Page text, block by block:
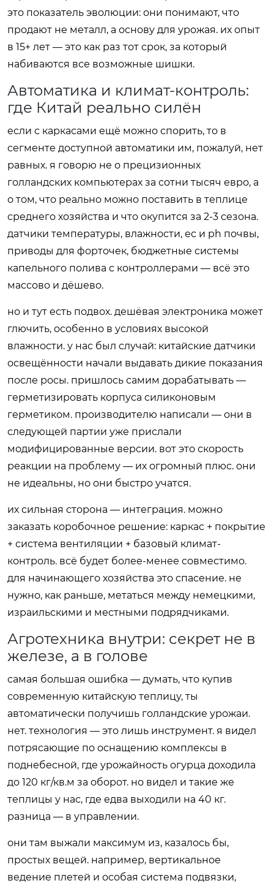
это показатель эволюции: они понимают, что
продают не металл, а основу для урожая. их опыт
в 15+ лет — это как раз тот срок, за который
набиваются все возможные шишки.
Автоматика и климат-контроль:
где Китай реально силён
если с каркасами ещё можно спорить, то в
сегменте доступной автоматики им, пожалуй, нет
равных. я говорю не о прецизионных
голландских компьютерах за сотни тысяч евро, а
о том, что реально можно поставить в теплице
среднего хозяйства и что окупится за 2-3 сезона.
датчики температуры, влажности, ес и ph почвы,
приводы для форточек, бюджетные системы
капельного полива с контроллерами — всё это
массово и дёшево.
но и тут есть подвох. дешёвая электроника может
глючить, особенно в условиях высокой
влажности. у нас был случай: китайские датчики
освещённости начали выдавать дикие показания
после росы. пришлось самим дорабатывать —
герметизировать корпуса силиконовым
герметиком. производителю написали — они в
следующей партии уже прислали
модифицированные версии. вот это скорость
реакции на проблему — их огромный плюс. они
не идеальны, но они быстро учатся.
их сильная сторона — интеграция. можно
заказать коробочное решение: каркас + покрытие
+ система вентиляции + базовый климат-
контроль. всё будет более-менее совместимо.
для начинающего хозяйства это спасение. не
нужно, как раньше, метаться между немецкими,
израильскими и местными подрядчиками.
Агротехника внутри: секрет не в
железе, а в голове
самая большая ошибка — думать, что купив
современную китайскую теплицу, ты
автоматически получишь голландские урожаи.
нет. технология — это лишь инструмент. я видел
потрясающие по оснащению комплексы в
поднебесной, где урожайность огурца доходила
до 120 кг/кв.м за оборот. но видел и такие же
теплицы у нас, где едва выходили на 40 кг.
разница — в управлении.
они там выжали максимум из, казалось бы,
простых вещей. например, вертикальное
ведение плетей и особая система подвязки,